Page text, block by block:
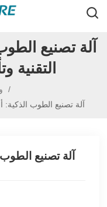
آلة تصنيع
التقنية
/
آلة تصنيع الطوب الذكية:
آلة تصنيع